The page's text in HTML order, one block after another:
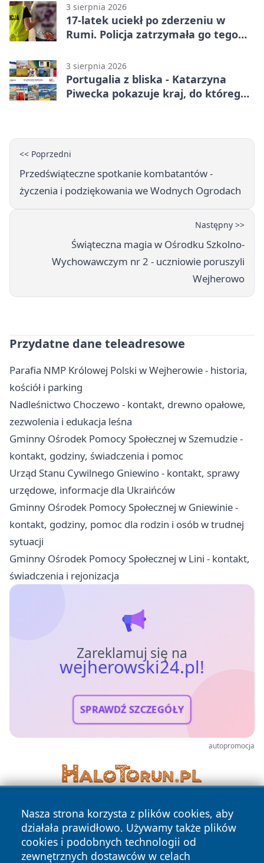
3 sierpnia 2026
17-latek uciekł po zderzeniu w
Rumi. Policja zatrzymała go tego
3 sierpnia 2026
Portugalia z bliska - Katarzyna
Piwecka pokazuje kraj, do którego
<< Poprzedni
Przedświąteczne spotkanie kombatantów -
życzenia i podziękowania we Wodnych Ogrodach
Następny >>
Świąteczna magia w Ośrodku Szkolno-
Wychowawczym nr 2 - uczniowie poruszyli
Wejherowo
Przydatne dane teleadresowe
Parafia NMP Królowej Polski w Wejherowie - historia,
kościół i parking
Nadleśnictwo Choczewo - kontakt, drewno opałowe,
zezwolenia i edukacja leśna
Gminny Ośrodek Pomocy Społecznej w Szemudzie -
kontakt, godziny, świadczenia i pomoc
Urząd Stanu Cywilnego Gniewino - kontakt, sprawy
urzędowe, informacje dla Ukraińców
Gminny Ośrodek Pomocy Społecznej w Gniewinie -
kontakt, godziny, pomoc dla rodzin i osób w trudnej
sytuacji
Gminny Ośrodek Pomocy Społecznej w Lini - kontakt,
świadczenia i rejonizacja
Zareklamuj się na
wejherowski24.pl!
SPRAWDŹ SZCZEGÓŁY
autopromocja
Nasza strona korzysta z plików cookies, aby
działała prawidłowo. Używamy także plików
cookies i podobnych technologii od
zewnętrznych dostawców w celach